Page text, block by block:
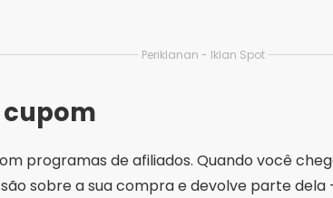
Periklanan - Iklan Spot
cupom
programas de afiliados. Quando você
sobre a sua compra e devolve parte